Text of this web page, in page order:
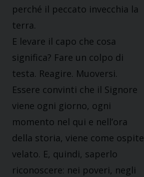
perché il peccato invecchia la
terra.
E levare il capo che cosa
significa? Fare un colpo di
testa. Reagire. Muoversi.
Essere convinti che il Signore
viene ogni giorno, ogni
momento nel qui e nell’ora
della storia, viene come ospite
velato. E, quindi, saperlo
riconoscere: nei poveri, negli